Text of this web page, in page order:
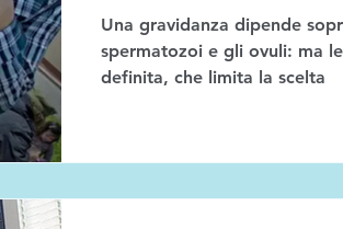
Una gravidanza dipende
spermatozoi e gli ovuli: ma
definita, che limita la scelta